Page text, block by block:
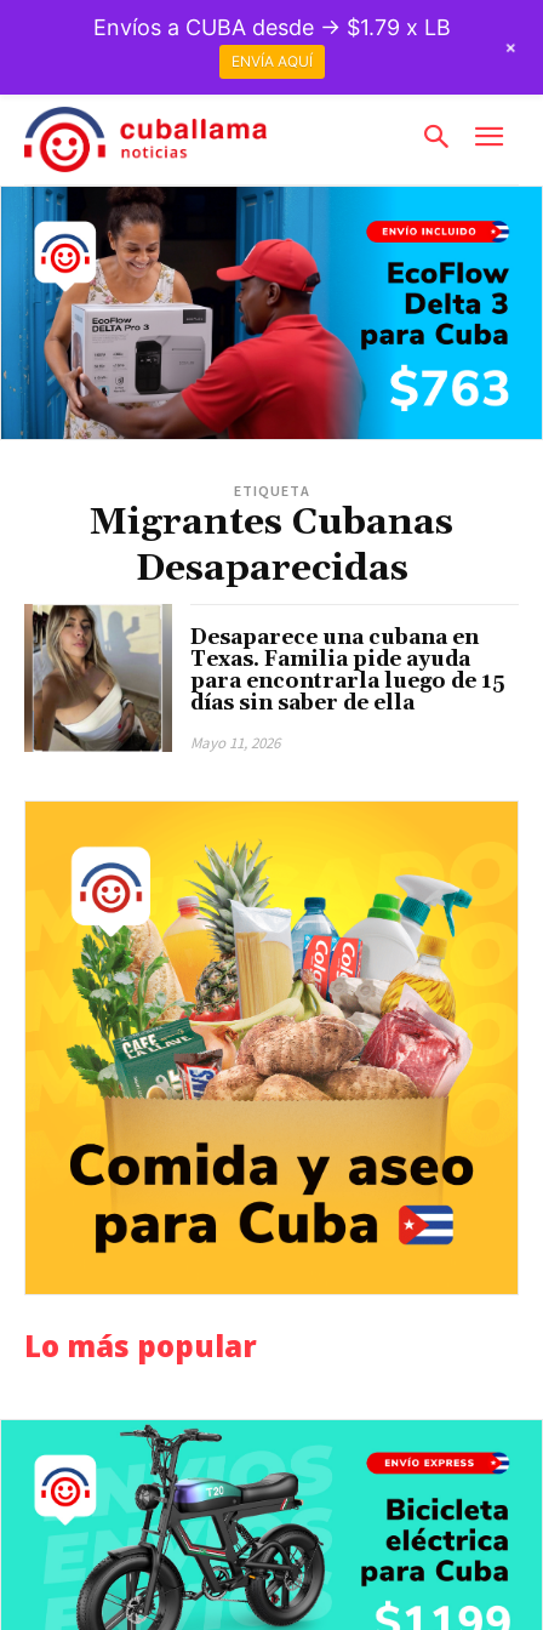
ETIQUETA
Migrantes Cubanas
Desaparecidas
Desaparece una cubana en
Texas. Familia pide ayuda
para encontrarla luego de 15
días sin saber de ella
Mayo 11, 2026
Lo más popular
Envíos a CUBA desde → $1.79 x LB
ENVÍA AQUÍ
+